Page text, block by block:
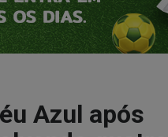
Azul após